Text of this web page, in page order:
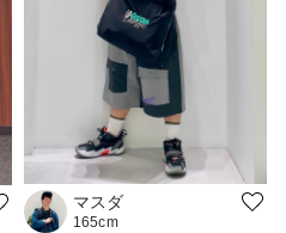
マスダ
165cm